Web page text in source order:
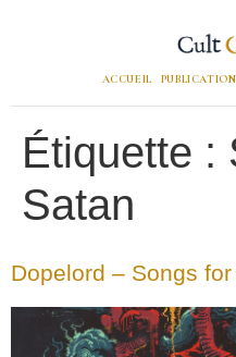
ACCUEIL
Étiquette :
Satan
Dopelord – Songs